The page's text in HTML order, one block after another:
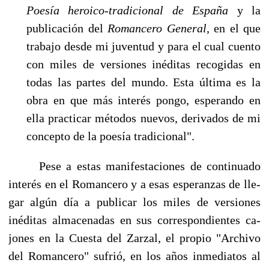
Poesía heroico-tradicional de España y la
publica­ción del Romancero General, en el que
trabajo desde mi juventud y para el cual cuento
con miles de versiones inéditas recogidas en
todas las partes del mundo. Esta última es la
obra en que más interés pongo, esperando en
ella practicar métodos nuevos, derivados de mi
con­cepto de la poesía tradicional".
Pese a estas manifestaciones de continuado
interés en el Romancero y a esas esperanzas de lle­
gar algún día a publicar los miles de versiones
inéditas almacenadas en sus correspondientes ca­
jones en la Cuesta del Zarzal, el propio "Archivo
del Romancero" sufrió, en los años inmedia­tos al